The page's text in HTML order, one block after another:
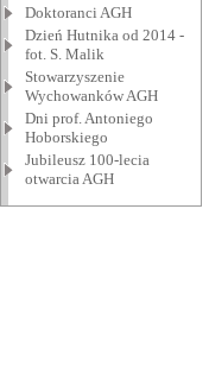
Doktoranci AGH
Dzień Hutnika od 2014 -
fot. S. Malik
Stowarzyszenie
Wychowanków AGH
Dni prof. Antoniego
Hoborskiego
Jubileusz 100-lecia
otwarcia AGH